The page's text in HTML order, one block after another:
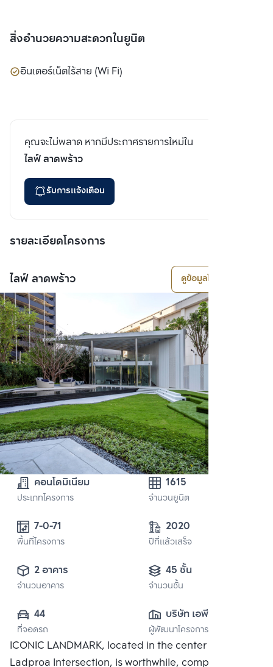
สิ่งอำนวยความสะดวกในยูนิต
อินเตอร์เน็ตไร้สาย (Wi Fi)
คุณจะไม่พลาด หากมีประกาศรายการใหม่ใน
ไลฟ์ ลาดพร้าว
รับการแจ้งเตือน
รายละเอียดโครงการ
ไลฟ์ ลาดพร้าว ดูข้อมูลโครงการ
คอนโดมิเนียม
ประเภทโครงการ
1615
จำนวนยูนิต
7-0-71
พื้นที่โครงการ
2020
ปีที่แล้วเสร็จ
2 อาคาร
จำนวนอาคาร
45 ชั้น
จำนวนชั้น
44
ที่จอดรถ
บริษัท เอพี (รัช
โยธิน) จำกัด
ผู้พัฒนาโครงการ
ICONIC LANDMARK, located in the center of the
Ladproa Intersection, is worthwhile, complete, and